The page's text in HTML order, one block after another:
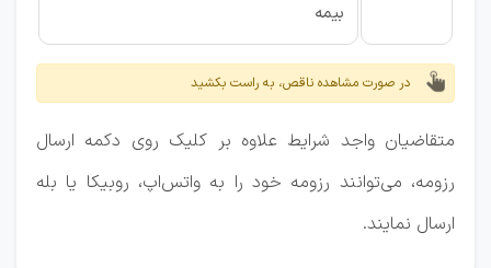
بیمه
در صورت مشاهده ناقص، به راست بکشید
متقاضیان واجد شرایط علاوه بر کلیک روی دکمه ارسال
رزومه، می‌توانند رزومه خود را به واتس‌اپ، روبیکا یا بله
ارسال نمایند.